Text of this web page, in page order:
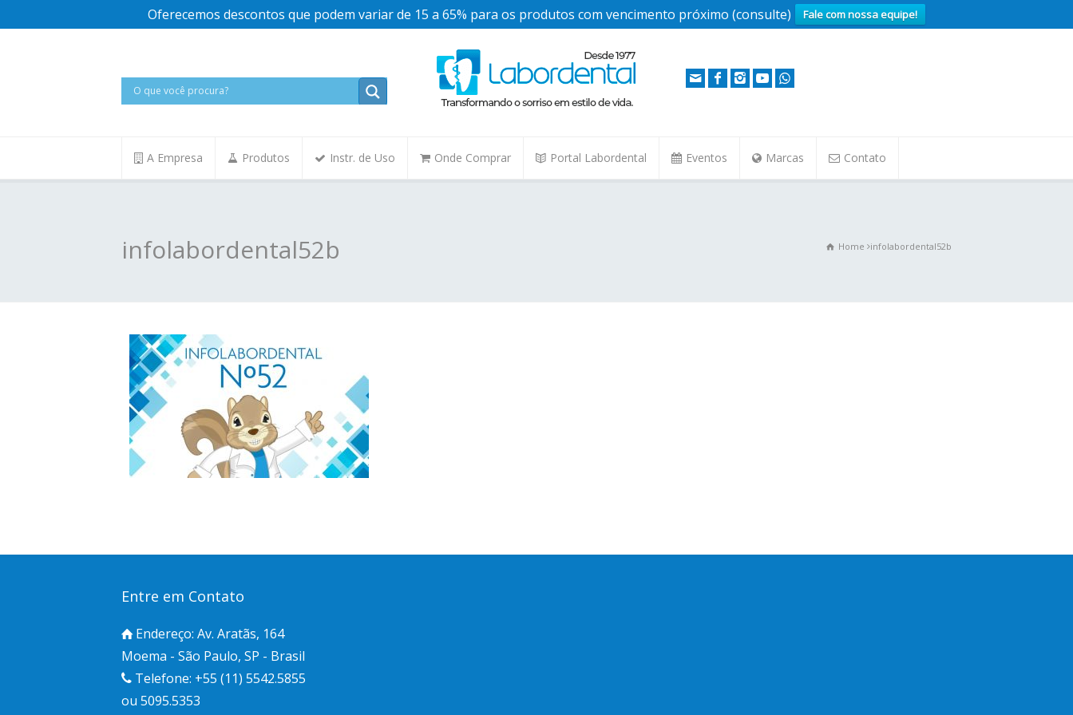
Oferecemos descontos que podem variar de 15 a 65% para os produtos com vencimento próximo (consulte) Fale com nossa equipe!
A Empresa Produtos Instr. de Uso Onde Comprar Portal Labordental Eventos Marcas Contato
infolabordental52b Home infolabordental52b
Entre em Contato
Endereço: Av. Aratãs, 164
Moema - São Paulo, SP - Brasil
Telefone: +55 (11) 5542.5855
ou 5095.5353